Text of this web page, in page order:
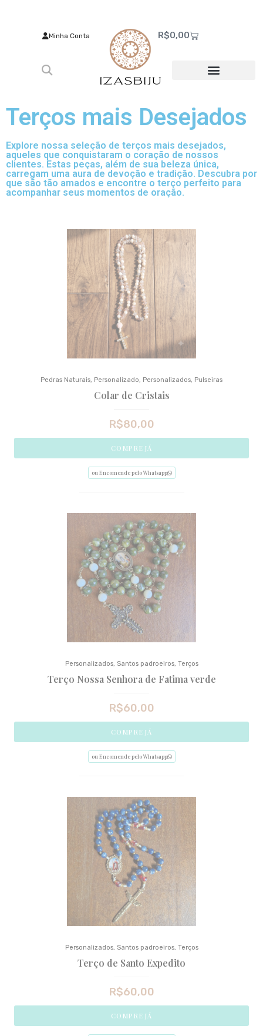
Minha Conta R$0,00
Terços mais Desejados
Explore nossa seleção de terços mais desejados,
aqueles que conquistaram o coração de nossos
clientes. Estas peças, além de sua beleza única,
carregam uma aura de devoção e tradição. Descubra por
que são tão amados e encontre o terço perfeito para
acompanhar seus momentos de oração.
Pedras Naturais, Personalizado, Personalizados, Pulseiras
Colar de Cristais
R$80,00
COMPRE JÁ
ou Encomende pelo Whatsapp
Personalizados, Santos padroeiros, Terços
Terço Nossa Senhora de Fatima verde
R$60,00
COMPRE JÁ
ou Encomende pelo Whatsapp
Personalizados, Santos padroeiros, Terços
Terço de Santo Expedito
R$60,00
COMPRE JÁ